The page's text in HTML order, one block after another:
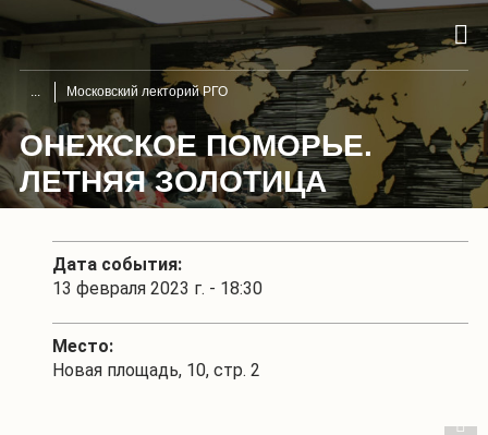
Московский лекторий РГО
ОНЕЖСКОЕ ПОМОРЬЕ.
ЛЕТНЯЯ ЗОЛОТИЦА
Дата события:
13 февраля 2023 г. - 18:30
Место:
Новая площадь, 10, стр. 2